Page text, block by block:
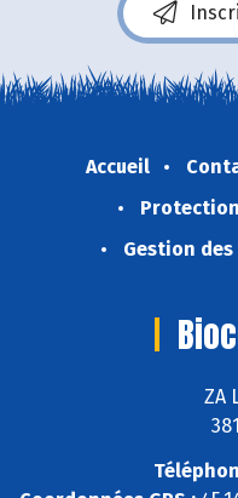
Accueil
Gestion
ZA